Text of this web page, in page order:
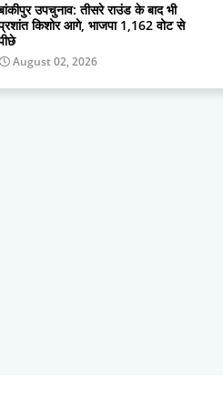
उपचुनाव: तीसरे राउंड के बाद भी
किशोर आगे, भाजपा 1,162 वोट से
August 02, 2026